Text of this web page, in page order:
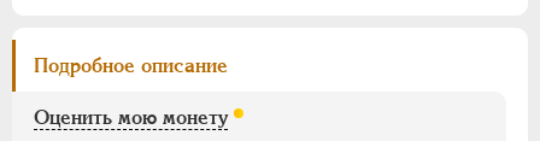
Дьяков: 151-143
ГМ: 41.3
Подробное описание
Оценить мою монету
ВРЕМЕННОЕ ПРАВ. 1917-1918